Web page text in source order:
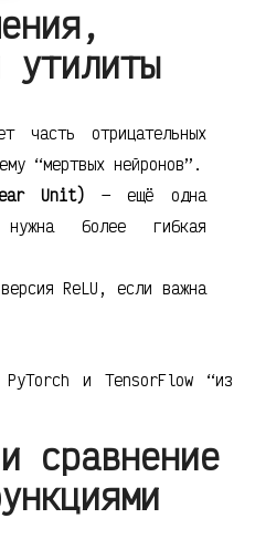
утилиты
часть отрицательных
“мертвых нейронов”.
Unit) — ещё одна
нужна более гибкая
ReLU, если важна
и TensorFlow “из
сравнение